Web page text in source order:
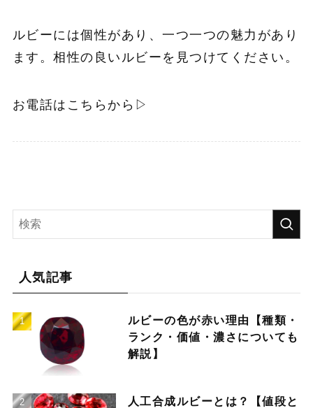
ルビーには個性があり、一つ一つの魅力があり
ます。相性の良いルビーを見つけてください。
お電話はこちらから▷
人気記事
ルビーの色が赤い理由【種類・
ランク・価値・濃さについても
解説】
人工合成ルビーとは？【値段と